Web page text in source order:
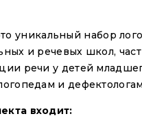
уникальный набор
и речевых школ,
речи у детей
и
входит: